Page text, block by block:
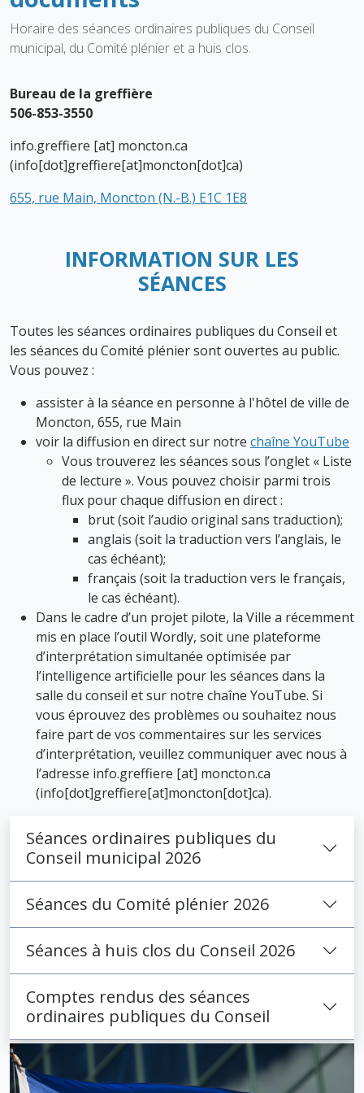
Horaire des séances ordinaires publiques du Conseil
municipal, du Comité plénier et a huis clos.
Bureau de la greffière
506-853-3550
info.greffiere [at] moncton.ca
(info[dot]greffiere[at]moncton[dot]ca)
655, rue Main, Moncton (N.-B.) E1C 1E8
INFORMATION SUR LES
SÉANCES
Toutes les séances ordinaires publiques du Conseil et
les séances du Comité plénier sont ouvertes au public.
Vous pouvez :
assister à la séance en personne à l'hôtel de ville de
Moncton, 655, rue Main
voir la diffusion en direct sur notre chaîne YouTube
Vous trouverez les séances sous l’onglet « Liste
de lecture ». Vous pouvez choisir parmi trois
flux pour chaque diffusion en direct :
brut (soit l’audio original sans traduction);
anglais (soit la traduction vers l’anglais, le
cas échéant);
français (soit la traduction vers le français,
le cas échéant).
Dans le cadre d’un projet pilote, la Ville a récemment
mis en place l’outil Wordly, soit une plateforme
d’interprétation simultanée optimisée par
l’intelligence artificielle pour les séances dans la
salle du conseil et sur notre chaîne YouTube. Si
vous éprouvez des problèmes ou souhaitez nous
faire part de vos commentaires sur les services
d’interprétation, veuillez communiquer avec nous à
l’adresse info.greffiere [at] moncton.ca
(info[dot]greffiere[at]moncton[dot]ca).
Séances ordinaires publiques du
Conseil municipal 2026
Séances du Comité plénier 2026
Séances à huis clos du Conseil 2026
Comptes rendus des séances
ordinaires publiques du Conseil